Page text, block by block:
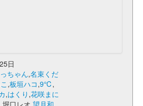
日
ちゃん,名束くだ
,板垣ハコ,9℃,
,はくり ,花咲まに
,堀口レオ, 望月和